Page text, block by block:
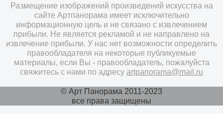
Размещение изображений произведений искусства на
сайте Артпанорама имеет исключительно
информационную цель и не связано с извлечением
прибыли. Не является рекламой и не направлено на
извлечение прибыли. У нас нет возможности определить
правообладателя на некоторые публикуемые
материалы, если Вы - правообладатель, пожалуйста
свяжитесь с нами по адресу artpanorama@mail.ru
© Арт Панорама 2011-2023
все права защищены